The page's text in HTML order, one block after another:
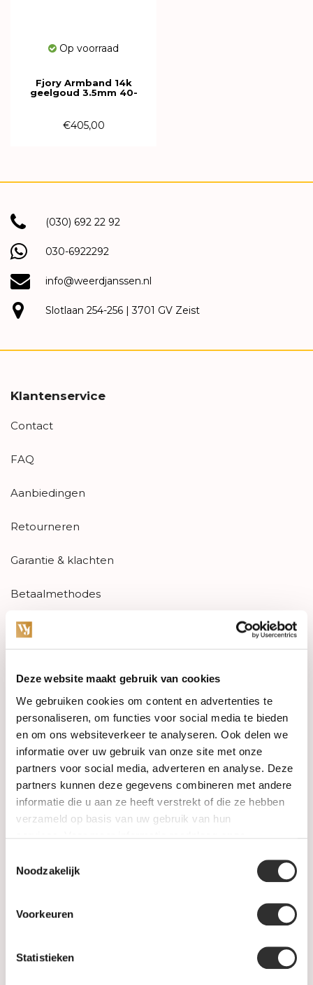
Deze website maakt gebruik van cookies
We gebruiken cookies om content en advertenties te
personaliseren, om functies voor social media te bieden
en om ons websiteverkeer te analyseren. Ook delen we
informatie over uw gebruik van onze site met onze
partners voor social media, adverteren en analyse. Deze
partners kunnen deze gegevens combineren met andere
informatie die u aan ze heeft verstrekt of die ze hebben
verzameld op basis van uw gebruik van hun
Noodzakelijk
Voorkeuren
Statistieken
Op voorraad
Fjory Armband 14k
geelgoud 3.5mm 40-
€405,00
(030) 692 22 92
030-6922292
info@weerdjanssen.nl
Slotlaan 254-256 | 3701 GV Zeist
Klantenservice
Contact
FAQ
Aanbiedingen
Retourneren
Garantie & klachten
Betaalmethodes
Sitemap
Categorieën
Horloges
Juwelen
Trouwringen
PRE-OWNED
Informatie